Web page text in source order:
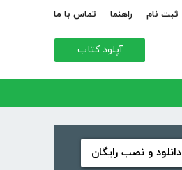
ثبت نام راهنما تماس با ما
آپلود کتاب
دانلود و نصب رایگان